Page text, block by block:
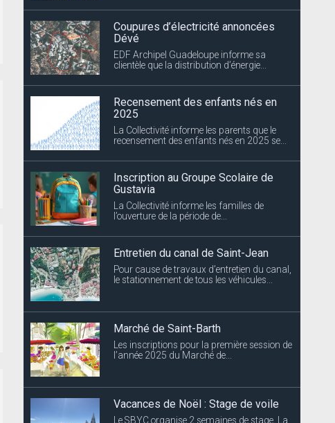
Recensement des enfants nés en
2025
La Collectivité informe les parents que le
recensement des enfants nés en 2025 se...
Inscription au Groupe Scolaire de
Gustavia
La Collectivité informe les familles de
l’ouverture de la période de...
Entretien du canal de Saint-Jean
Pour cause de travaux d’entretien du canal,
le stationnement de tous les véhicules...
Marché de Saint-Barth
Les inscriptions pour la première session de
l’année 2025 du Marché de...
Vacances de Noël : Stage de voile
Le SBYC organise 2 semaines de stage. La
premiere de 4 jours du 23 au 27 décembre
Vacances de Noël : Stage de
natation